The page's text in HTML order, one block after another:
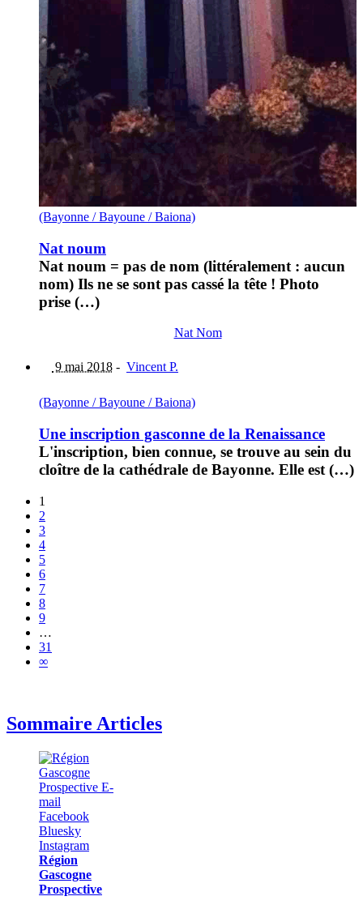
(Bayonne / Bayoune / Baiona)
Nat noum
Nat noum = pas de nom (littéralement : aucun
nom) Ils ne se sont pas cassé la tête ! Photo
prise (…)
Nat Nom
9 mai 2018 - Vincent P.
(Bayonne / Bayoune / Baiona)
Une inscription gasconne de la Renaissance
L'inscription, bien connue, se trouve au sein du
cloître de la cathédrale de Bayonne. Elle est (…)
1
2
3
4
5
6
7
8
9
…
31
∞
Sommaire Articles
Région
Gascogne
Prospective